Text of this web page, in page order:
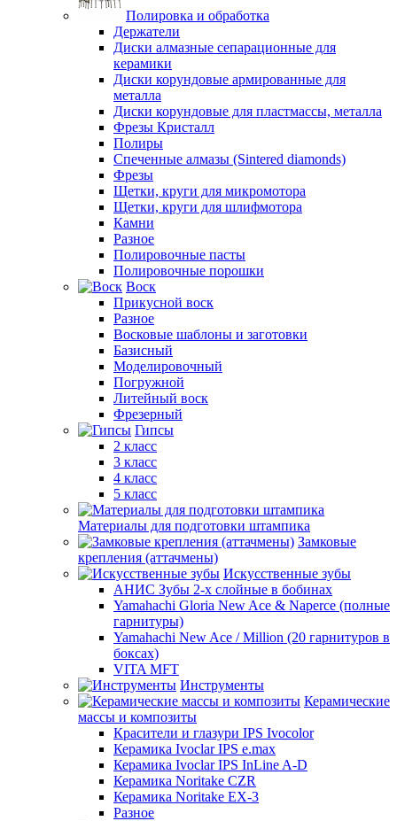
Полировка и обработка
Держатели
Диски алмазные сепарационные для
керамики
Диски корундовые армированные для
металла
Диски корундовые для пластмассы, металла
Фрезы Кристалл
Полиры
Спеченные алмазы (Sintered diamonds)
Фрезы
Щетки, круги для микромотора
Щетки, круги для шлифмотора
Камни
Разное
Полировочные пасты
Полировочные порошки
Воск
Прикусной воск
Разное
Восковые шаблоны и заготовки
Базисный
Моделировочный
Погружной
Литейный воск
Фрезерный
Гипсы
2 класс
3 класс
4 класс
5 класс
Материалы для подготовки штампика
Замковые
крепления (аттачмены)
Искусственные зубы
АНИС Зубы 2-х слойные в бобинах
Yamahachi Gloria New Ace & Naperce (полные
гарнитуры)
Yamahachi New Ace / Million (20 гарнитуров в
боксах)
VITA MFT
Инструменты
Керамические
массы и композиты
Красители и глазури IPS Ivocolor
Керамика Ivoclar IPS e.max
Керамика Ivoclar IPS InLine A-D
Керамика Noritake CZR
Керамика Noritake EX-3
Разное